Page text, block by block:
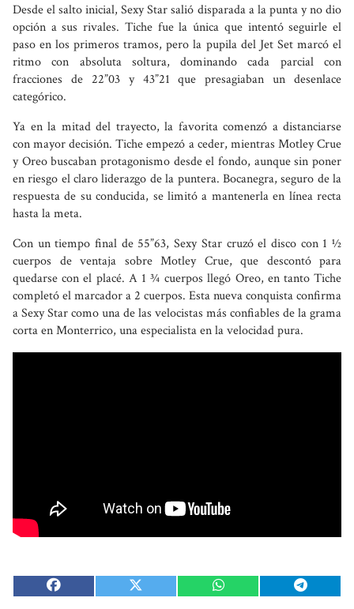
Desde el salto inicial, Sexy Star salió disparada a la punta y no dio
opción a sus rivales. Tiche fue la única que intentó seguirle el
paso en los primeros tramos, pero la pupila del Jet Set marcó el
ritmo con absoluta soltura, dominando cada parcial con
fracciones de 22”03 y 43”21 que presagiaban un desenlace
categórico.
Ya en la mitad del trayecto, la favorita comenzó a distanciarse
con mayor decisión. Tiche empezó a ceder, mientras Motley Crue
y Oreo buscaban protagonismo desde el fondo, aunque sin poner
en riesgo el claro liderazgo de la puntera. Bocanegra, seguro de la
respuesta de su conducida, se limitó a mantenerla en línea recta
hasta la meta.
Con un tiempo final de 55”63, Sexy Star cruzó el disco con 1 ½
cuerpos de ventaja sobre Motley Crue, que descontó para
quedarse con el placé. A 1 ¾ cuerpos llegó Oreo, en tanto Tiche
completó el marcador a 2 cuerpos. Esta nueva conquista confirma
a Sexy Star como una de las velocistas más confiables de la grama
corta en Monterrico, una especialista en la velocidad pura.